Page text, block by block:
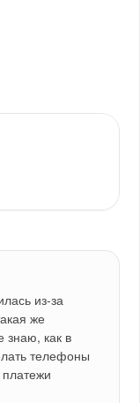
из-за
же
знаю, как в
телефоны
платежи